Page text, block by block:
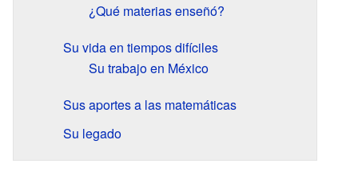
¿Qué materias enseñó?
Su vida en tiempos difíciles
Su trabajo en México
Sus aportes a las matemáticas
Su legado